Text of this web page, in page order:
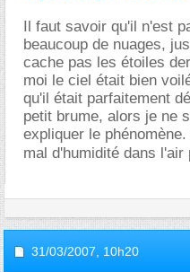
Il faut savoir qu'il n'est
beaucoup de nuages,
cache pas les étoiles
moi le ciel était bien
qu'il était parfaitement
petit brume, alors je ne
expliquer le
mal d'humidité dans
31/03/2007, 10h20